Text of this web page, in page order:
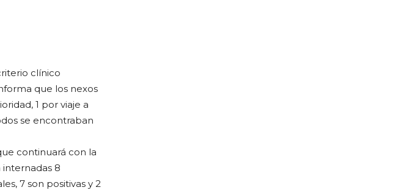
clínico
que los nexos
1 por viaje a
se encontraban
continuará con la
8
7 son positivas y 2